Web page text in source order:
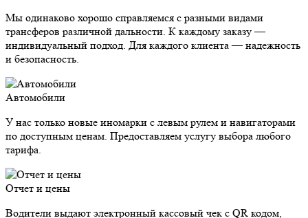
Мы одинаково хорошо справляемся с разными видами
трансферов различной дальности. К каждому заказу —
индивидуальный подход. Для каждого клиента — надежность
и безопасность.
Автомобили
У нас только новые иномарки с левым рулем и навигаторами
по доступным ценам. Предоставляем услугу выбора любого
тарифа.
Отчет и цены
Водители выдают электронный кассовый чек с QR кодом,